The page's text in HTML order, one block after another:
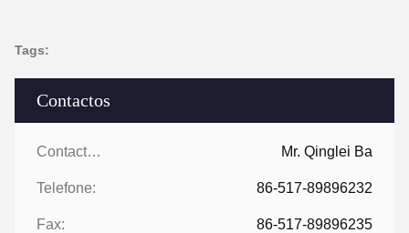
Contactos
Contactos: Mr. Qinglei Ba
Telefone: 86-517-89896232
Fax: 86-517-89896235
Tags: